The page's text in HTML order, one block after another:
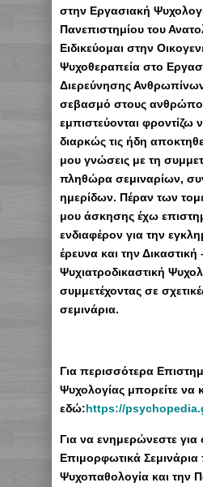
στην Εργασιακή
Πανεπιστημίου του
Ειδικεύομαι στην
Ψυχοθεραπεία στο
Διερεύνησης
σεβασμό στους
εμπιστεύονται φροντίζω
διαρκώς τις ήδη
μου γνώσεις με τη
πληθώρα σεμιναρίων,
ημερίδων. Πέραν των
μου άσκησης έχω
ενδιαφέρον για την
έρευνα και την Δικαστική
Ψυχιατροδικαστική
συμμετέχοντας σε
σεμινάρια.
Για περισσότερα
Ψυχολογίας μπορείτε να
εδώ:https://
Για να ενημερώνεστε για
Επιμορφωτικά
Ψυχοπαθολογία και την